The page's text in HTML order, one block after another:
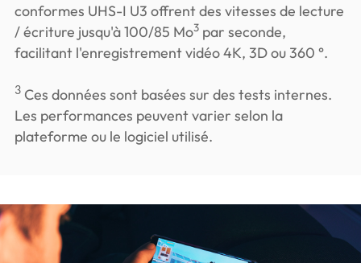
conformes UHS-I U3 offrent des vitesses de lecture
/ écriture jusqu'à 100/85 Mo3par seconde,
facilitant l'enregistrement vidéo 4K, 3D ou 360 °.
3Ces données sont basées sur des tests internes.
Les performances peuvent varier selon la
plateforme ou le logiciel utilisé.